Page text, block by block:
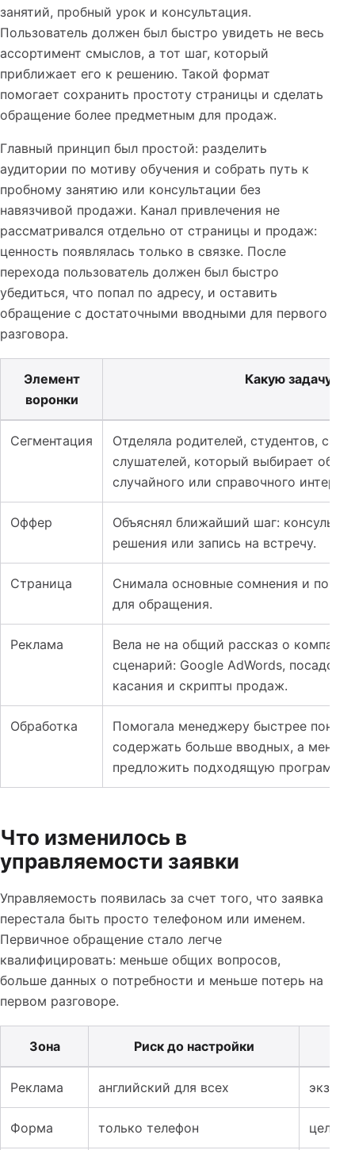
занятий, пробный урок и консультация.
Пользователь должен был быстро увидеть не весь
ассортимент смыслов, а тот шаг, который
приближает его к решению. Такой формат
помогает сохранить простоту страницы и сделать
обращение более предметным для продаж.
Главный принцип был простой: разделить
аудитории по мотиву обучения и собрать путь к
пробному занятию или консультации без
навязчивой продажи. Канал привлечения не
рассматривался отдельно от страницы и продаж:
ценность появлялась только в связке. После
перехода пользователь должен был быстро
убедиться, что попал по адресу, и оставить
обращение с достаточными вводными для первого
разговора.
Элемент
воронки
Какую задачу
Сегментация
Отделяла родителей, студентов,
слушателей, который выбирает
случайного или справочного
Оффер
Объяснял ближайший шаг:
решения или запись на встречу.
Страница
Снимала основные сомнения и
для обращения.
Реклама
Вела не на общий рассказ о
сценарий: Google AdWords,
касания и скрипты продаж.
Обработка
Помогала менеджеру быстрее
содержать больше вводных, а
предложить подходящую программу.
Что изменилось в
управляемости заявки
Управляемость появилась за счет того, что заявка
перестала быть просто телефоном или именем.
Первичное обращение стало легче
квалифицировать: меньше общих вопросов,
больше данных о потребности и меньше потерь на
первом разговоре.
Зона Риск до настройки
Реклама английский для всех
Форма только телефон цель и